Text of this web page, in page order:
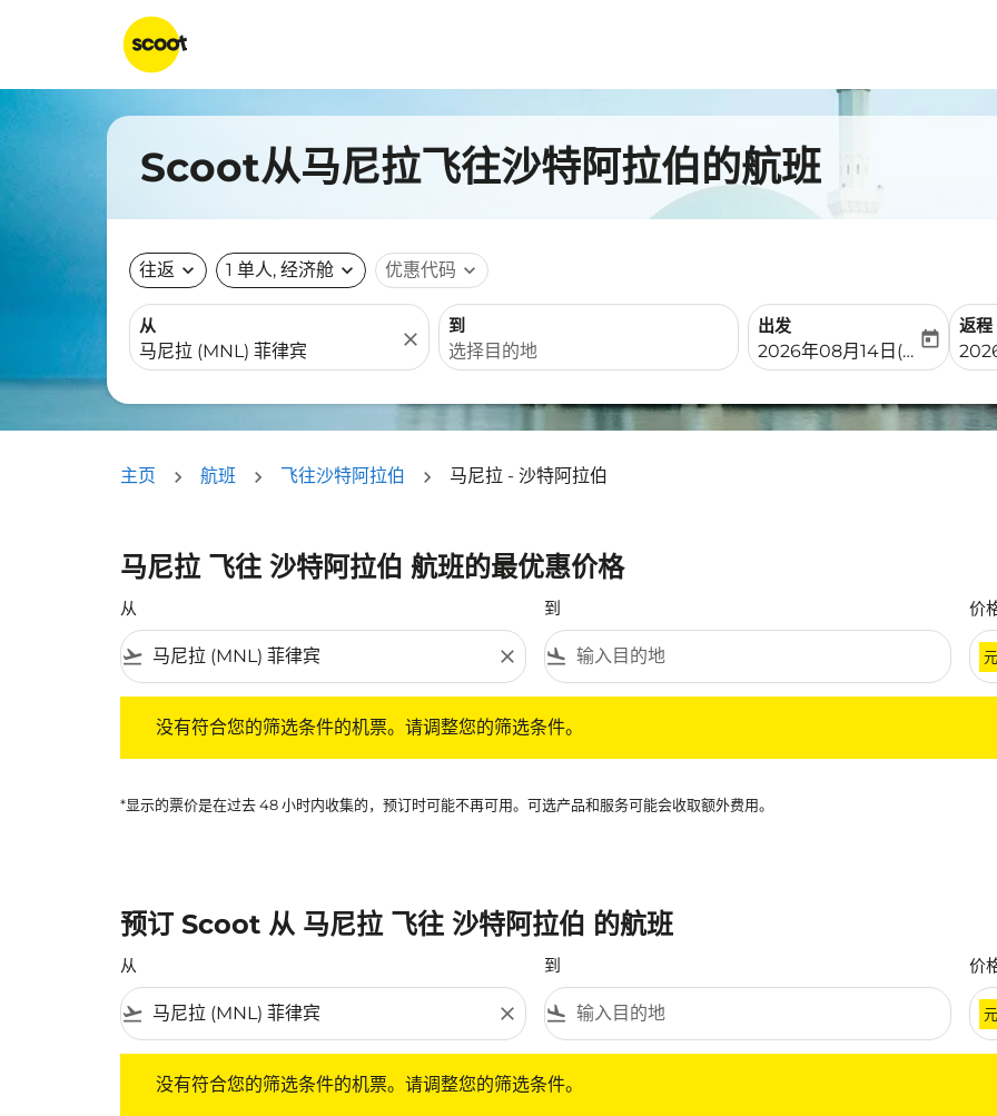
Scoot从马尼拉飞往沙特阿拉伯的航班
往返 expand_more 1 单人, 经济舱 expand_more 优惠代码 expand_more
从
close
到
出发
fc-booking-departure-
2026年08月14日(周五)
today
返程
fc-
主页 航班 飞往沙特阿拉伯 马尼拉 - 沙特阿拉伯
马尼拉 飞往 沙特阿拉伯 航班的最优惠价格
从
flight_takeoff close
到
flight_land
价
元
没有符合您的筛选条件的机票。请调整您的筛选条件。
*显示的票价是在过去 48 小时内收集的，预订时可能不再可用。可选产品和服务可能会收取额外费用。
预订 Scoot 从 马尼拉 飞往 沙特阿拉伯 的航班
从
flight_takeoff close
到
flight_land
价
元
没有符合您的筛选条件的机票。请调整您的筛选条件。